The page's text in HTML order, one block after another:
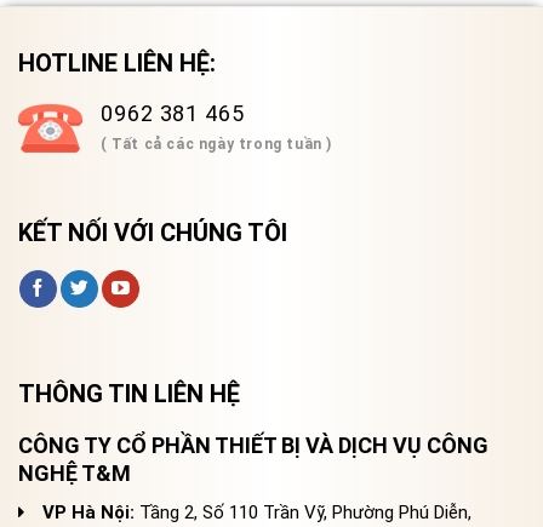
HOTLINE LIÊN HỆ:
0962 381 465
( Tất cả các ngày trong tuần )
KẾT NỐI VỚI CHÚNG TÔI
THÔNG TIN LIÊN HỆ
CÔNG TY CỔ PHẦN THIẾT BỊ VÀ DỊCH VỤ CÔNG
NGHỆ T&M
VP Hà Nội: Tầng 2, Số 110 Trần Vỹ, Phường Phú Diễn,